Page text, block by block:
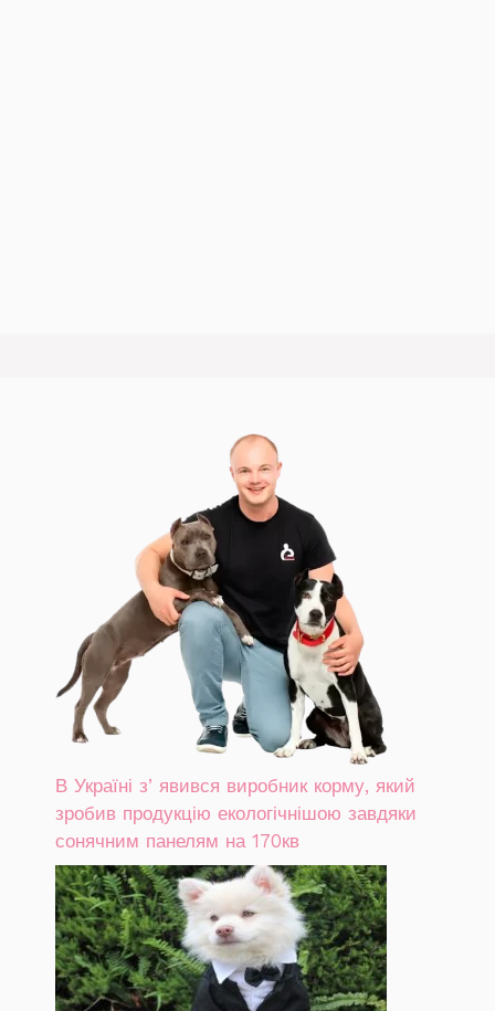
В Україні зʼявився виробник корму, який
зробив продукцію екологічнішою завдяки
сонячним панелям на 170кв